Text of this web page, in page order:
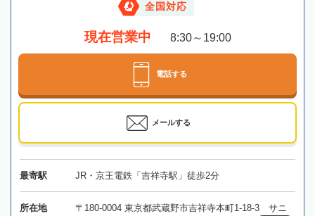
全国対応
現在営業中 8:30～19:00
電話する
メールする
最寄駅 JR・京王電鉄「吉祥寺駅」徒歩2分
所在地
〒180-0004 東京都武蔵野市吉祥寺本町1-18-3 サニ